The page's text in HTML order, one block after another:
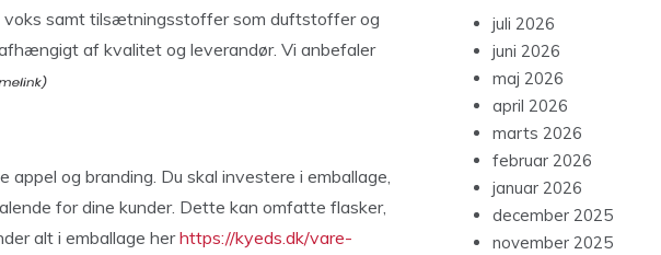
voks samt tilsætningsstoffer som duftstoffer og
af kvalitet og leverandør. Vi anbefaler
og branding. Du skal investere i emballage,
for dine kunder. Dette kan omfatte flasker,
alt i emballage herhttps://kyeds.dk/vare-
juli 2026
juni 2026
maj 2026
april 2026
marts 2026
februar 2026
januar 2026
december 2025
november 2025